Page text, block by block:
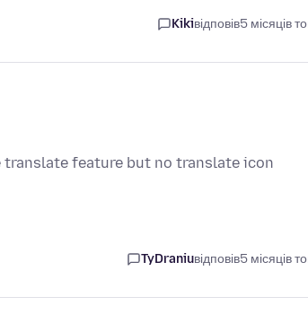
Kikiвідповів5 місяців
translate feature but no translate icon
TyDraniuвідповів5 місяців